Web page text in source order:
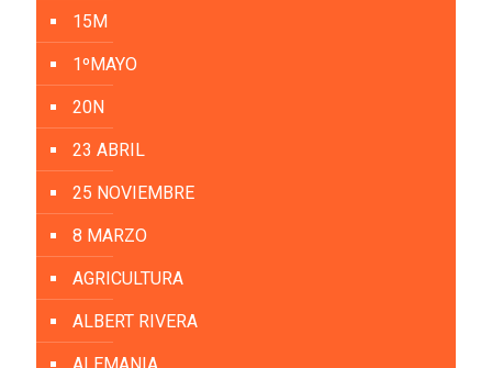
15M
1ºMAYO
20N
23 ABRIL
25 NOVIEMBRE
8 MARZO
AGRICULTURA
ALBERT RIVERA